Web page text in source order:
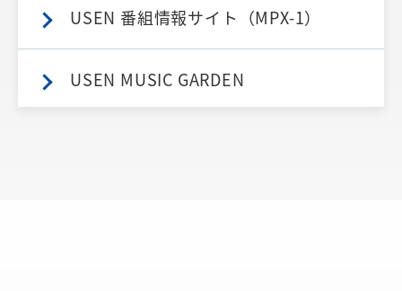
USEN 番組情報サイト（MPX-1）
USEN MUSIC GARDEN